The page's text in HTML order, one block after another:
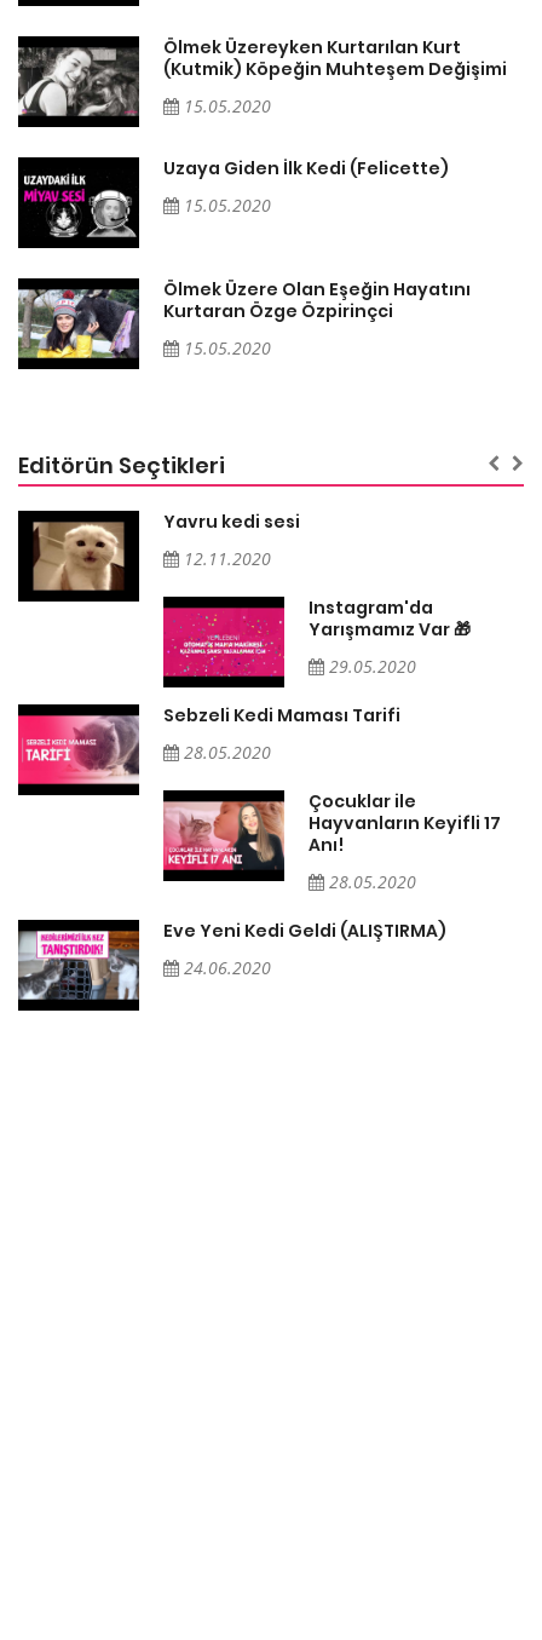
Ölmek Üzereyken Kurtarılan Kurt
(Kutmik) Köpeğin Muhteşem Değişimi
15.05.2020
Uzaya Giden İlk Kedi (Felicette)
15.05.2020
Ölmek Üzere Olan Eşeğin Hayatını
Kurtaran Özge Özpirinçci
15.05.2020
Editörün Seçtikleri
Yavru kedi sesi
12.11.2020
Instagram'da
Yarışmamız Var 🎁
29.05.2020
Sebzeli Kedi Maması Tarifi
28.05.2020
Çocuklar ile
Hayvanların Keyifli 17
Anı!
28.05.2020
Eve Yeni Kedi Geldi (ALIŞTIRMA)
24.06.2020